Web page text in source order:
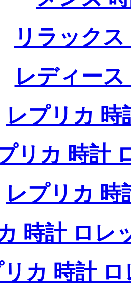
リラック
レディー
レプリカ 時
リカ 時計
レプリカ 時
時計 ロレ
リカ 時計